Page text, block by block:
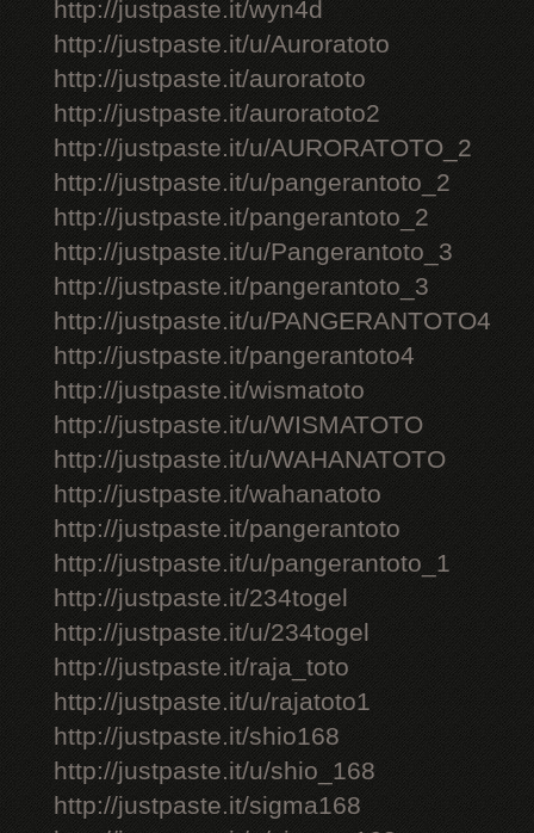
http://justpaste.it/wyn4d
http://justpaste.it/u/Auroratoto
http://justpaste.it/auroratoto
http://justpaste.it/auroratoto2
http://justpaste.it/u/AURORATOTO_2
http://justpaste.it/u/pangerantoto_2
http://justpaste.it/pangerantoto_2
http://justpaste.it/u/Pangerantoto_3
http://justpaste.it/pangerantoto_3
http://justpaste.it/u/PANGERANTOTO4
http://justpaste.it/pangerantoto4
http://justpaste.it/wismatoto
http://justpaste.it/u/WISMATOTO
http://justpaste.it/u/WAHANATOTO
http://justpaste.it/wahanatoto
http://justpaste.it/pangerantoto
http://justpaste.it/u/pangerantoto_1
http://justpaste.it/234togel
http://justpaste.it/u/234togel
http://justpaste.it/raja_toto
http://justpaste.it/u/rajatoto1
http://justpaste.it/shio168
http://justpaste.it/u/shio_168
http://justpaste.it/sigma168